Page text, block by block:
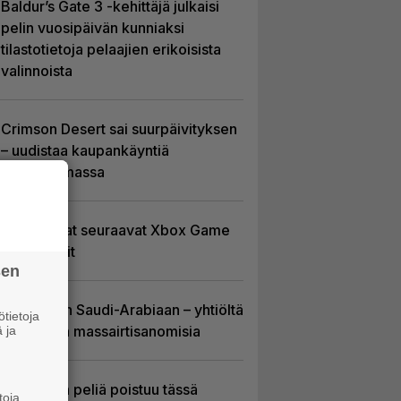
Baldur’s Gate 3 -kehittäjä julkaisi
pelin vuosipäivän kunniaksi
tilastotietoja pelaajien erikoisista
valinnoista
Crimson Desert sai suurpäivityksen
– uudistaa kaupankäyntiä
pelimaailmassa
Tässä ovat seuraavat Xbox Game
Pass -pelit
EA myytiin Saudi-Arabiaan – yhtiöltä
odotetaan massairtisanomisia
Yhdeksän peliä poistuu tässä
ja